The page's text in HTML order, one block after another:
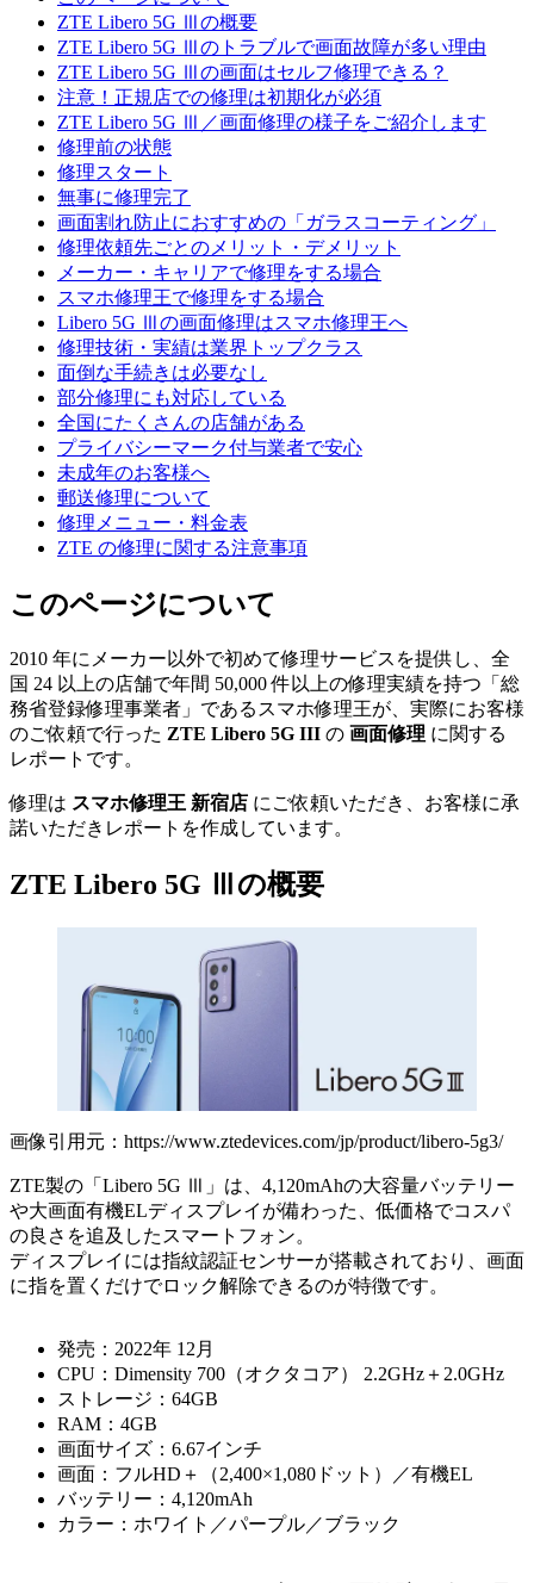
ZTE Libero 5G Ⅲの概要
ZTE Libero 5G Ⅲのトラブルで画面故障が多い理由
ZTE Libero 5G Ⅲの画面はセルフ修理できる？
注意！正規店での修理は初期化が必須
ZTE Libero 5G Ⅲ／画面修理の様子をご紹介します
修理前の状態
修理スタート
無事に修理完了
画面割れ防止におすすめの「ガラスコーティング」
修理依頼先ごとのメリット・デメリット
メーカー・キャリアで修理をする場合
スマホ修理王で修理をする場合
Libero 5G Ⅲの画面修理はスマホ修理王へ
修理技術・実績は業界トップクラス
面倒な手続きは必要なし
部分修理にも対応している
全国にたくさんの店舗がある
プライバシーマーク付与業者で安心
未成年のお客様へ
郵送修理について
修理メニュー・料金表
ZTE の修理に関する注意事項
このページについて
2010 年にメーカー以外で初めて修理サービスを提供し、全
国 24 以上の店舗で年間 50,000 件以上の修理実績を持つ「総
務省登録修理事業者」であるスマホ修理王が、実際にお客様
のご依頼で行った ZTE Libero 5G III の 画面修理 に関する
レポートです。
修理は スマホ修理王 新宿店 にご依頼いただき、お客様に承
諾いただきレポートを作成しています。
ZTE Libero 5G Ⅲの概要
画像引用元：https://www.ztedevices.com/jp/product/libero-5g3/
ZTE製の「Libero 5G Ⅲ」は、4,120mAhの大容量バッテリー
や大画面有機ELディスプレイが備わった、低価格でコスパ
の良さを追及したスマートフォン。
ディスプレイには指紋認証センサーが搭載されており、画面
に指を置くだけでロック解除できるのが特徴です。
発売：2022年 12月
CPU：Dimensity 700（オクタコア） 2.2GHz＋2.0GHz
ストレージ：64GB
RAM：4GB
画面サイズ：6.67インチ
画面：フルHD＋（2,400×1,080ドット）／有機EL
バッテリー：4,120mAh
カラー：ホワイト／パープル／ブラック